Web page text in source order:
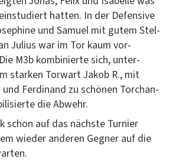
hat­ten. In der Defen­sive
und Samuel mit gutem Stel­
Julius war im Tor kaum vor­
M3b kom­binierte sich, unter­
starken Tor­wart Jakob R., mit
und Fer­di­nand zu schö­nen Tor­chan­
die Abwehr.
schon auf das näch­ste Turnier
wieder anderen Geg­n­er auf die